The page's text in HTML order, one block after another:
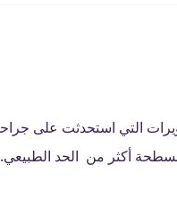
مسطحة أكثر من الحد الطبيعي.